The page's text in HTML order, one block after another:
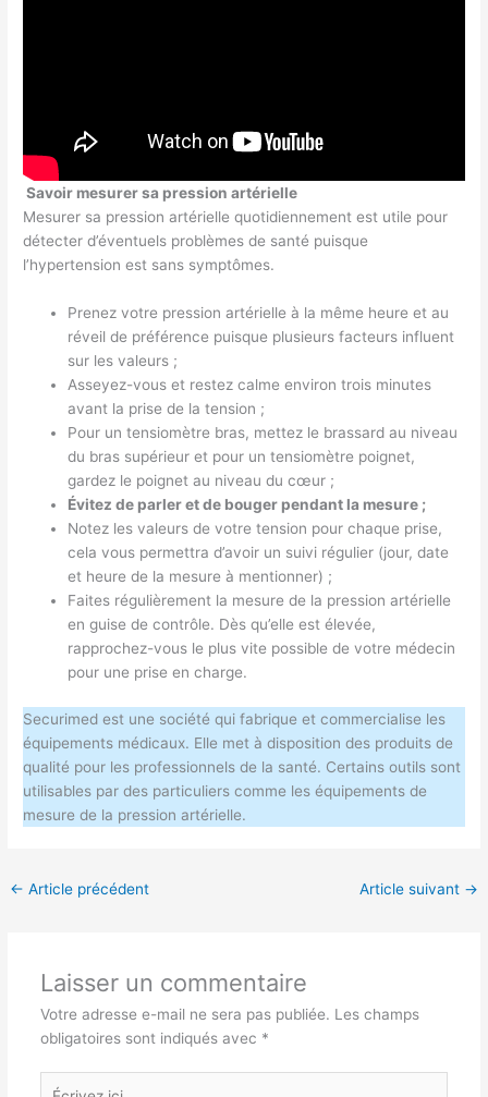
Savoir mesurer sa pression artérielle
Mesurer sa pression artérielle quotidiennement est utile pour
détecter d’éventuels problèmes de santé puisque
l’hypertension est sans symptômes.
Prenez votre pression artérielle à la même heure et au
réveil de préférence puisque plusieurs facteurs influent
sur les valeurs ;
Asseyez-vous et restez calme environ trois minutes
avant la prise de la tension ;
Pour un tensiomètre bras, mettez le brassard au niveau
du bras supérieur et pour un tensiomètre poignet,
gardez le poignet au niveau du cœur ;
Évitez de parler et de bouger pendant la mesure ;
Notez les valeurs de votre tension pour chaque prise,
cela vous permettra d’avoir un suivi régulier (jour, date
et heure de la mesure à mentionner) ;
Faites régulièrement la mesure de la pression artérielle
en guise de contrôle. Dès qu’elle est élevée,
rapprochez-vous le plus vite possible de votre médecin
pour une prise en charge.
Securimed est une société qui fabrique et commercialise les
équipements médicaux. Elle met à disposition des produits de
qualité pour les professionnels de la santé. Certains outils sont
utilisables par des particuliers comme les équipements de
mesure de la pression artérielle.
← Article précédent Article suivant →
Laisser un commentaire
Votre adresse e-mail ne sera pas publiée. Les champs
obligatoires sont indiqués avec *
Écrivez